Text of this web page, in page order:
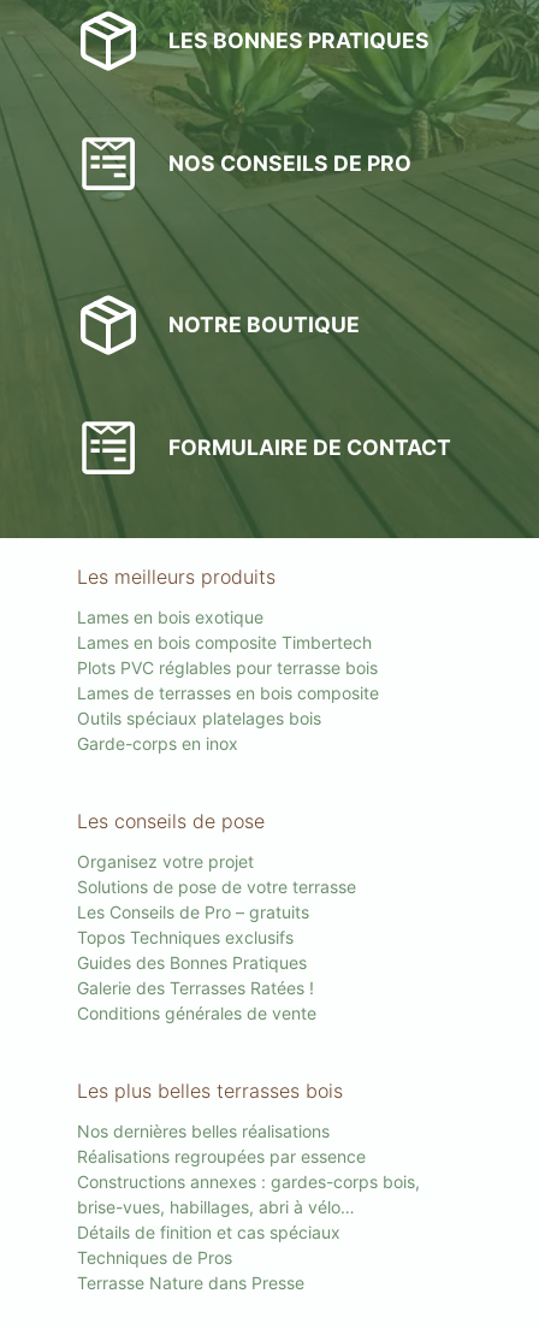
LES BONNES PRATIQUES
NOS CONSEILS DE PRO
NOTRE BOUTIQUE
FORMULAIRE DE CONTACT
Les meilleurs produits
Lames en bois exotique
Lames en bois composite Timbertech
Plots PVC réglables pour terrasse bois
Lames de terrasses en bois composite
Outils spéciaux platelages bois
Garde-corps en inox
Les conseils de pose
Organisez votre projet
Solutions de pose de votre terrasse
Les Conseils de Pro – gratuits
Topos Techniques exclusifs
Guides des Bonnes Pratiques
Galerie des Terrasses Ratées !
Conditions générales de vente
Les plus belles terrasses bois
Nos dernières belles réalisations
Réalisations regroupées par essence
Constructions annexes : gardes-corps bois,
brise-vues, habillages, abri à vélo…
Détails de finition et cas spéciaux
Techniques de Pros
Terrasse Nature dans Presse